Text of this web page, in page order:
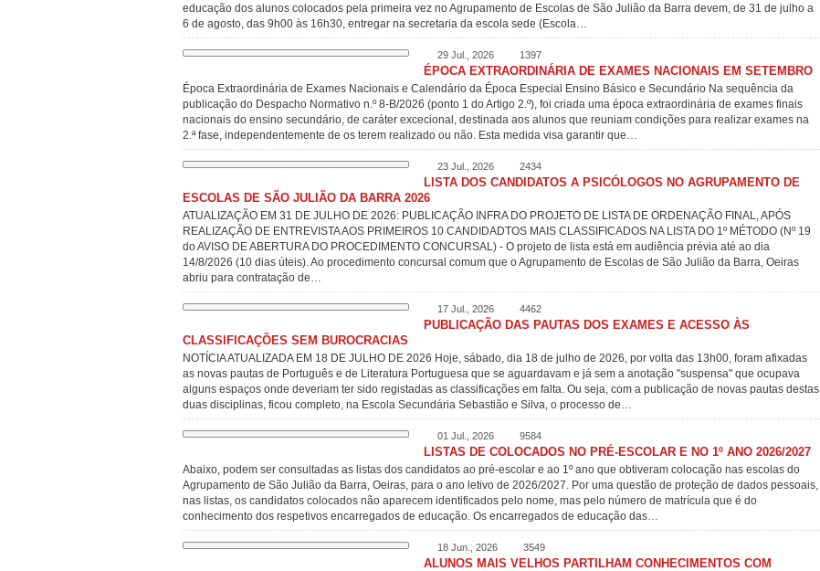
educação dos alunos colocados pela primeira vez no Agrupamento de Escolas de São Julião da Barra devem, de 31 de julho a
6 de agosto, das 9h00 às 16h30, entregar na secretaria da escola sede (Escola…
29 Jul., 2026 1397
ÉPOCA EXTRAORDINÁRIA DE EXAMES NACIONAIS EM SETEMBRO
Época Extraordinária de Exames Nacionais e Calendário da Época Especial Ensino Básico e Secundário Na sequência da
publicação do Despacho Normativo n.º 8-B/2026 (ponto 1 do Artigo 2.º), foi criada uma época extraordinária de exames finais
nacionais do ensino secundário, de caráter excecional, destinada aos alunos que reuniam condições para realizar exames na
2.ª fase, independentemente de os terem realizado ou não. Esta medida visa garantir que…
23 Jul., 2026 2434
LISTA DOS CANDIDATOS A PSICÓLOGOS NO AGRUPAMENTO DE
ESCOLAS DE SÃO JULIÃO DA BARRA 2026
ATUALIZAÇÃO EM 31 DE JULHO DE 2026: PUBLICAÇÃO INFRA DO PROJETO DE LISTA DE ORDENAÇÃO FINAL, APÓS
REALIZAÇÃO DE ENTREVISTA AOS PRIMEIROS 10 CANDIDADTOS MAIS CLASSIFICADOS NA LISTA DO 1º MÉTODO (Nº 19
do AVISO DE ABERTURA DO PROCEDIMENTO CONCURSAL) - O projeto de lista está em audiência prévia até ao dia
14/8/2026 (10 dias úteis). Ao procedimento concursal comum que o Agrupamento de Escolas de São Julião da Barra, Oeiras
abriu para contratação de…
17 Jul., 2026 4462
PUBLICAÇÃO DAS PAUTAS DOS EXAMES E ACESSO ÀS
CLASSIFICAÇÕES SEM BUROCRACIAS
NOTÍCIA ATUALIZADA EM 18 DE JULHO DE 2026 Hoje, sábado, dia 18 de julho de 2026, por volta das 13h00, foram afixadas
as novas pautas de Português e de Literatura Portuguesa que se aguardavam e já sem a anotação "suspensa" que ocupava
alguns espaços onde deveriam ter sido registadas as classificações em falta. Ou seja, com a publicação de novas pautas destas
duas disciplinas, ficou completo, na Escola Secundária Sebastião e Silva, o processo de…
01 Jul., 2026 9584
LISTAS DE COLOCADOS NO PRÉ-ESCOLAR E NO 1º ANO 2026/2027
Abaixo, podem ser consultadas as listas dos candidatos ao pré-escolar e ao 1º ano que obtiveram colocação nas escolas do
Agrupamento de São Julião da Barra, Oeiras, para o ano letivo de 2026/2027. Por uma questão de proteção de dados pessoais,
nas listas, os candidatos colocados não aparecem identificados pelo nome, mas pelo número de matrícula que é do
conhecimento dos respetivos encarregados de educação. Os encarregados de educação das…
18 Jun., 2026 3549
ALUNOS MAIS VELHOS PARTILHAM CONHECIMENTOS COM